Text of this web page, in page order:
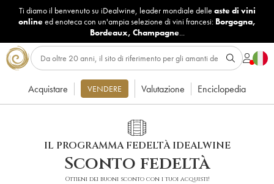
Ti diamo il benvenuto su iDealwine, leader mondiale delle aste di vini
onlineed enoteca con un'ampia selezione di vini francesi: Borgogna,
Bordeaux, Champagne...
Acquistare VENDERE Valutazione Enciclopedia
IL PROGRAMMA FEDELTÀ IDEALWINE
Sconto fedeltà
Ottieni dei buoni sconto con i tuoi acquisti!